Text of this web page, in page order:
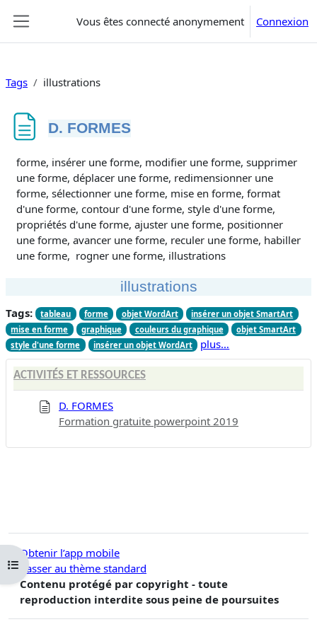
Vous êtes connecté anonymement Connexion
Ouvrir l’index du cours
Tags illustrations
D. FORMES
Conditions d’achèvement
forme, insérer une forme, modifier une forme, supprimer
une forme, déplacer une forme, redimensionner une
forme, sélectionner une forme, mise en forme, format
d'une forme, contour d'une forme, style d'une forme,
propriétés d'une forme, ajuster une forme, positionner
une forme, avancer une forme, reculer une forme, habiller
une forme, rogner une forme, illustrations
illustrations
Tags: tableau forme objet WordArt
insérer un objet SmartArt
mise en forme
graphique couleurs du graphique
objet SmartArt
style d'une forme
insérer un objet WordArt plus…
ACTIVITÉS ET RESSOURCES
D. FORMES
Formation gratuite powerpoint 2019
Obtenir l’app mobile
Passer au thème standard
Contenu protégé par copyright - toute
reproduction interdite sous peine de poursuites